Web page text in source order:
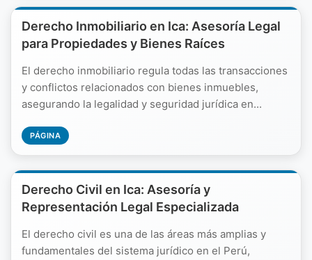
Derecho Inmobiliario en Ica: Asesoría Legal
para Propiedades y Bienes Raíces
El derecho inmobiliario regula todas las transacciones
y conflictos relacionados con bienes inmuebles,
asegurando la legalidad y seguridad jurídica en...
PÁGINA
Derecho Civil en Ica: Asesoría y
Representación Legal Especializada
El derecho civil es una de las áreas más amplias y
fundamentales del sistema jurídico en el Perú,